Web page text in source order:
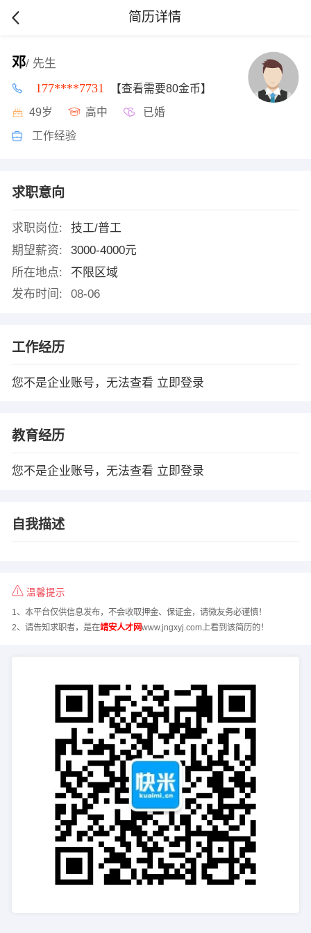
简历详情
邓/ 先生
177****7731 【查看需要80金币】
49岁 高中 已婚
工作经验
求职意向
求职岗位:
技工/普工
期望薪资:
3000-4000元
所在地点:
不限区域
发布时间:
08-06
工作经历
您不是企业账号，无法查看 立即登录
教育经历
您不是企业账号，无法查看 立即登录
自我描述
温馨提示
1、本平台仅供信息发布，不会收取押金、保证金，请微友务必谨慎！
2、请告知求职者，是在靖安人才网www.jngxyj.com上看到该简历的！